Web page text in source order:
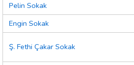
Pelin Sokak
Engin Sokak
Ş. Fethi Çakar Sokak